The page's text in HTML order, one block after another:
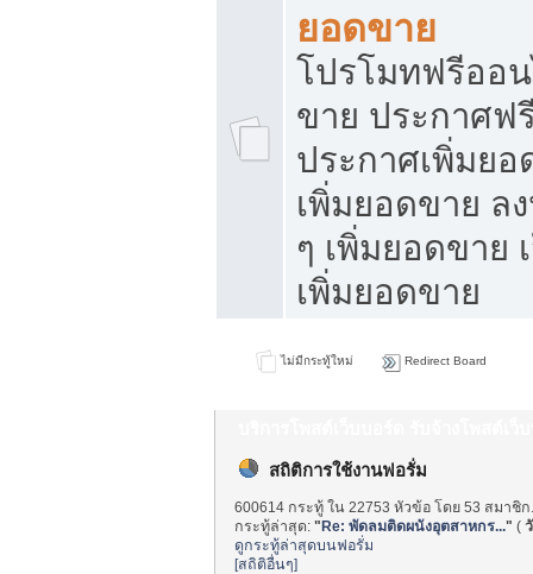
ยอดขาย
โปรโมทฟรีออ
ขาย ประกาศฟ
ประกาศเพิ่มย
เพิ่มยอดขาย ล
ๆ เพิ่มยอดขาย
เพิ่มยอดขาย
ไม่มีกระทู้ใหม่ Redirect Board
สถิติการใช้งานฟอรั่ม
600614 กระทู้ ใน 22753 หัวข้อ โดย 53 สมาชิ
กระทู้ล่าสุด:"Re: พัดลมติดผนังอุตสาหกร..." (
ดูกระทู้ล่าสุดบนฟอรั่ม
[สถิติอื่นๆ]